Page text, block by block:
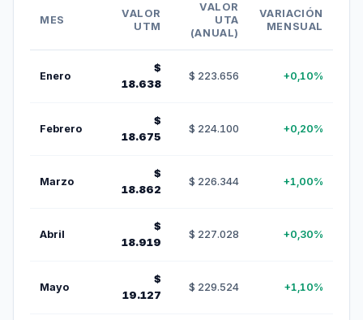
MES
VALOR
UTM
VALOR
UTA
(ANUAL)
VARIACIÓN
MENSUAL
Enero
$
18.638
$ 223.656 +0,10%
Febrero
$
18.675
$ 224.100 +0,20%
Marzo
$
18.862
$ 226.344 +1,00%
Abril
$
18.919
$ 227.028 +0,30%
Mayo
$
19.127
$ 229.524 +1,10%